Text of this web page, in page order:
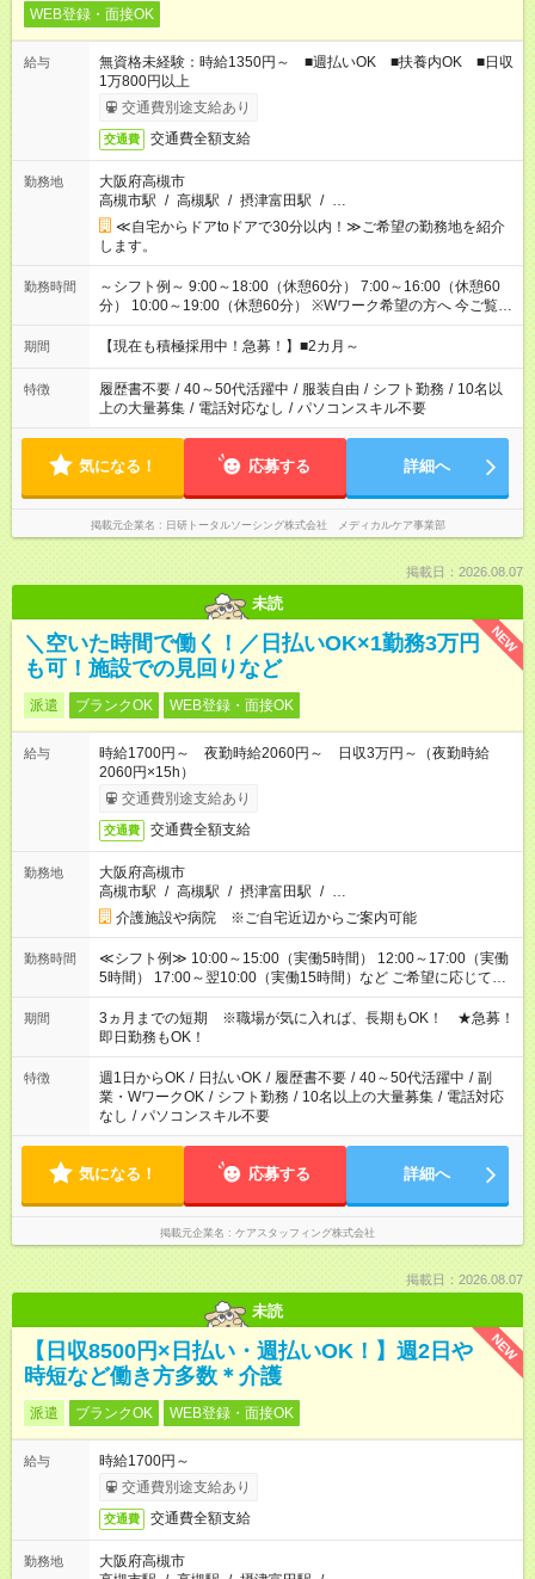
WEB登録・面接OK
給与
無資格未経験：時給1350円～ ■週払いOK ■扶養内OK ■日収
1万800円以上
交通費別途支給あり
交通費 交通費全額支給
勤務地
大阪府高槻市
高槻市駅 / 高槻駅 / 摂津富田駅 / …
≪自宅からドアtoドアで30分以内！≫ご希望の勤務地を紹介
します。
勤務時間
～シフト例～ 9:00～18:00（休憩60分） 7:00～16:00（休憩60
分） 10:00～19:00（休憩60分） ※Wワーク希望の方へ 今ご覧の
お仕事で希望する勤務時間と、もう1つのお仕事の勤務時間の合
計が 週40時間を超えなければOKです。
期間 【現在も積極採用中！急募！】■2カ月～
特徴 履歴書不要 / 40～50代活躍中 / 服装自由 / シフト勤務 / 10名以
上の大量募集 / 電話対応なし / パソコンスキル不要
気になる！ 応募する 詳細へ
掲載元企業名 日研トータルソーシング株式会社 メディカルケア事業部
掲載日：2026.08.07
未読
NEW
＼空いた時間で働く！／日払いOK×1勤務3万円
も可！施設での見回りなど
派遣 ブランクOK WEB登録・面接OK
給与
時給1700円～ 夜勤時給2060円～ 日収3万円～（夜勤時給
2060円×15h）
交通費別途支給あり
交通費 交通費全額支給
勤務地
大阪府高槻市
高槻市駅 / 高槻駅 / 摂津富田駅 / …
介護施設や病院 ※ご自宅近辺からご案内可能
勤務時間
≪シフト例≫ 10:00～15:00（実働5時間） 12:00～17:00（実働
5時間） 17:00～翌10:00（実働15時間）など ご希望に応じて、
働く時間は調整できます！ お気軽に担当へ相談ください！
期間
3ヵ月までの短期 ※職場が気に入れば、長期もOK！ ★急募！
即日勤務もOK！
特徴 週1日からOK / 日払いOK / 履歴書不要 / 40～50代活躍中 / 副
業・WワークOK / シフト勤務 / 10名以上の大量募集 / 電話対応
なし / パソコンスキル不要
気になる！ 応募する 詳細へ
掲載元企業名 ケアスタッフィング株式会社
掲載日：2026.08.07
未読
NEW
【日収8500円×日払い・週払いOK！】週2日や
時短など働き方多数＊介護
派遣 ブランクOK WEB登録・面接OK
給与
時給1700円～
交通費別途支給あり
交通費 交通費全額支給
勤務地
大阪府高槻市